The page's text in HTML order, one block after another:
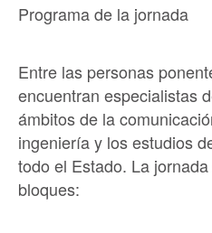
Programa de la jornada
Entre las personas
encuentran especialistas
ámbitos de la
ingeniería y los estudios
todo el Estado. La
bloques: